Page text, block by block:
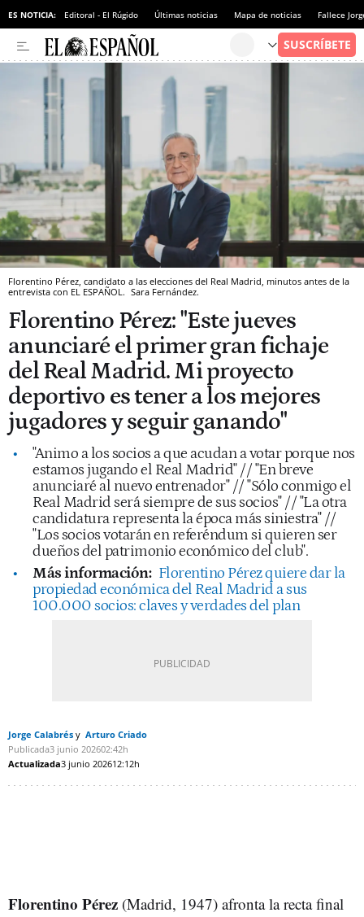
ES NOTICIA: Editoral - El Rúgido Últimas noticias Mapa de noticias Fallece
Florentino Pérez, candidato a las elecciones del Real Madrid, minutos antes de la
entrevista con EL ESPAÑOL. Sara Fernández.
Florentino Pérez: "Este jueves
anunciaré el primer gran fichaje
del Real Madrid. Mi proyecto
deportivo es tener a los mejores
jugadores y seguir ganando"
"Animo a los socios a que acudan a votar porque nos
estamos jugando el Real Madrid" // "En breve
anunciaré al nuevo entrenador" // "Sólo conmigo el
Real Madrid será siempre de sus socios" // "La otra
candidatura representa la época más siniestra" //
"Los socios votarán en referéndum si quieren ser
dueños del patrimonio económico del club".
Más información: Florentino Pérez quiere dar la
propiedad económica del Real Madrid a sus
100.000 socios: claves y verdades del plan
Jorge Calabrés
Arturo Criado
Publicada3 junio 202602:42h
Actualizada3 junio 202612:12h
Florentino Pérez (Madrid, 1947) afronta la recta final